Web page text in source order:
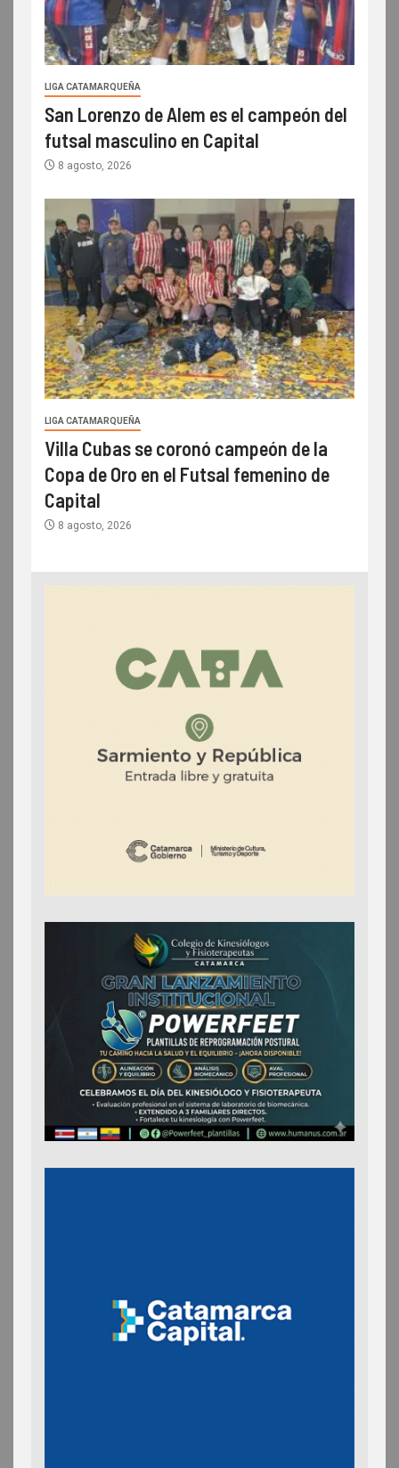
LIGA CATAMARQUEÑA
San Lorenzo de Alem es el campeón del
futsal masculino en Capital
8 agosto, 2026
LIGA CATAMARQUEÑA
Villa Cubas se coronó campeón de la
Copa de Oro en el Futsal femenino de
Capital
8 agosto, 2026